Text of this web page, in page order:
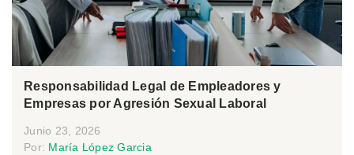
Responsabilidad Legal de Empleadores y
Empresas por Agresión Sexual Laboral
Junio 23, 2026
Por: María López Garcia